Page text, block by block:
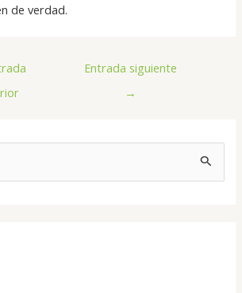
de verdad.
Entrada siguiente
→